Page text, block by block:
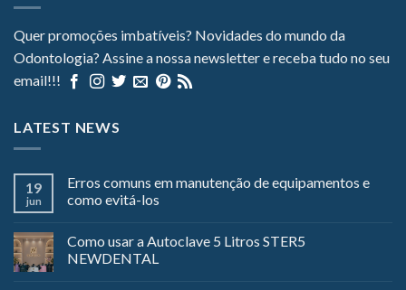
Quer promoções imbatíveis? Novidades do mundo da
Odontologia? Assine a nossa newsletter e receba tudo no seu
email!!!
LATEST NEWS
19
jun
Erros comuns em manutenção de equipamentos e
como evitá-los
Como usar a Autoclave 5 Litros STER5
NEWDENTAL